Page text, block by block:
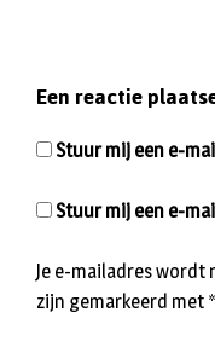
Een reactie
Je e-mailadres wordt
zijn gemarkeerd met *
Stuur mij een e-
Stuur mij een e-